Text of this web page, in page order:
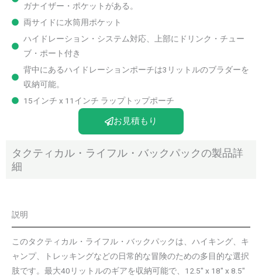
ガナイザー・ポケットがある。
両サイドに水筒用ポケット
ハイドレーション・システム対応、上部にドリンク・チュー
ブ・ポート付き
背中にあるハイドレーションポーチは3リットルのブラダーを
収納可能。
15インチ x 11インチ ラップトップポーチ
お見積もり
タクティカル・ライフル・バックパックの製品詳
細
説明
このタクティカル・ライフル・バックパックは、ハイキング、キ
ャンプ、トレッキングなどの日常的な冒険のための多目的な選択
肢です。最大40リットルのギアを収納可能で、12.5″ x 18″ x 8.5″